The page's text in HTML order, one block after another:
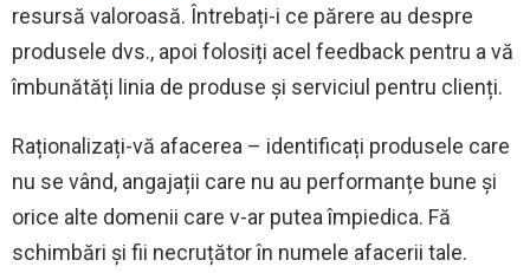
resursă valoroasă. Întrebați-i ce părere au despre
produsele dvs., apoi folosiți acel feedback pentru a vă
îmbunătăți linia de produse și serviciul pentru clienți.
Raționalizați-vă afacerea – identificați produsele care
nu se vând, angajații care nu au performanțe bune și
orice alte domenii care v-ar putea împiedica. Fă
schimbări și fii necruțător în numele afacerii tale.